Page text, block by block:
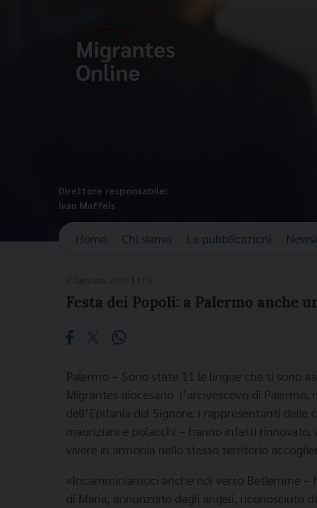
Direttore responsabile:
Ivan Maffeis
Home Chi siamo Le pubblicazioni
Festa dei Popoli: a Palermo anche
Palermo – Sono state 11 le lingue che si sono
Migrantes diocesano l’arcivescovo di
dell’Epifania del Signore: i rappresentanti
mauriziani e polacchi – hanno infatti
vivere in armonia nello stesso territorio
«Incamminiamoci anche noi verso Betlemme
di Maria, annunziato dagli angeli, riconosciuto